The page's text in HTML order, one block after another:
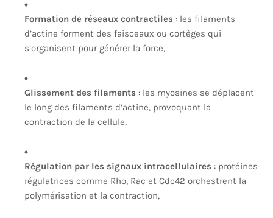
Formation de réseaux contractiles : les filaments
d’actine forment des faisceaux ou cortèges qui
s’organisent pour générer la force,
Glissement des filaments : les myosines se déplacent
le long des filaments d’actine, provoquant la
contraction de la cellule,
Régulation par les signaux intracellulaires : protéines
régulatrices comme Rho, Rac et Cdc42 orchestrent la
polymérisation et la contraction,